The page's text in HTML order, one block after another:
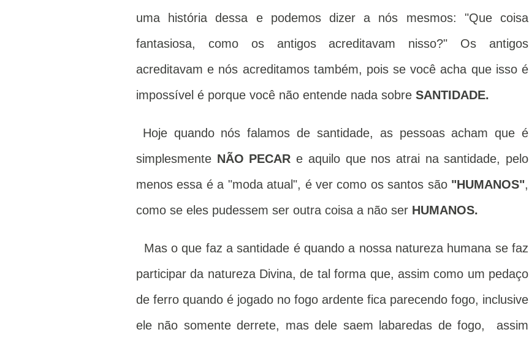
uma história dessa e podemos dizer a nós mesmos: "Que coisa
fantasiosa, como os antigos acreditavam nisso?" Os antigos
acreditavam e nós acreditamos também, pois se você acha que isso é
impossível é porque você não entende nada sobre SANTIDADE.
Hoje quando nós falamos de santidade, as pessoas acham que é
simplesmente NÃO PECAR e aquilo que nos atrai na santidade, pelo
menos essa é a "moda atual", é ver como os santos são "HUMANOS",
como se eles pudessem ser outra coisa a não ser HUMANOS.
Mas o que faz a santidade é quando a nossa natureza humana se faz
participar da natureza Divina, de tal forma que, assim como um pedaço
de ferro quando é jogado no fogo ardente fica parecendo fogo, inclusive
ele não somente derrete, mas dele saem labaredas de fogo, assim